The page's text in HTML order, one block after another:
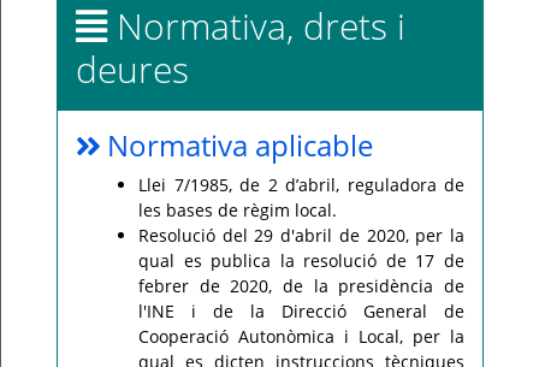
Normativa, drets i
deures
Normativa aplicable
Llei 7/1985, de 2 d’abril, reguladora de
les bases de règim local.
Resolució del 29 d'abril de 2020, per la
qual es publica la resolució de 17 de
febrer de 2020, de la presidència de
l'INE i de la Direcció General de
Cooperació Autonòmica i Local, per la
qual es dicten instruccions tècniques